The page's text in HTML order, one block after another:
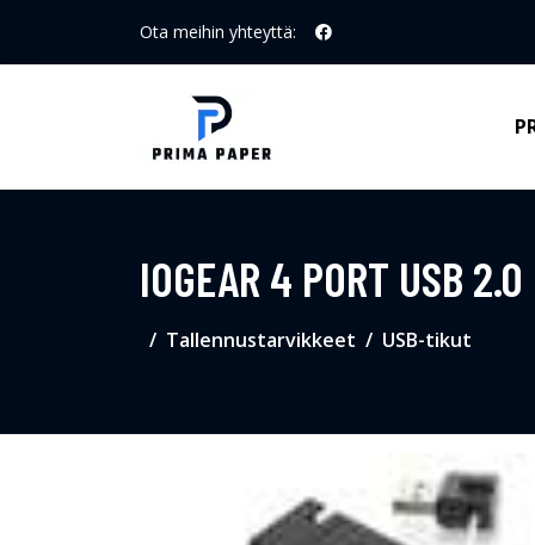
Ota meihin yhteyttä:
IOGEAR 4 PORT USB 2.0
Tallennustarvikkeet USB-tikut